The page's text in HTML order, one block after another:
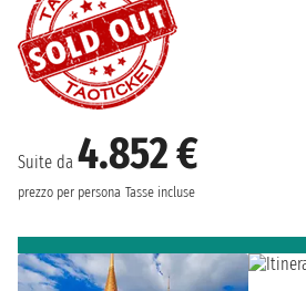
Suite da 4.852 €
prezzo per persona Tasse incluse